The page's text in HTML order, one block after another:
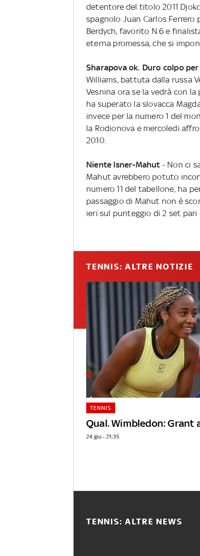
detentore del titolo 2011
spagnolo Juan Carlos Ferrero
Berdych, favorito N.6 e
eterna promessa, che si
Sharapova ok. Duro colpo
Williams, battuta dalla russa
Vesnina ora se la vedrà con la
ha superato la slovacca
invece per la numero 1 del
la Rodionova e mercoledi
2010.
Niente Isner-Mahut - Non ci
Mahut avrebbero potuto
numero 11 del tabellone, ha
passaggio di Mahut non è
ieri sul punteggio di 2 set pari
TENNIS: ALTRE NOTIZIE
Qual. Wimbledon: Grant
TENNIS
24 giu - 21:35
TENNIS: ALTRE NEWS